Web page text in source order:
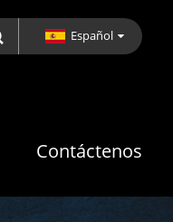
Español
Contáctenos